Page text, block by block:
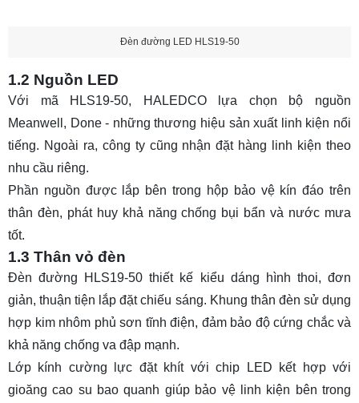
Đèn đường LED HLS19-50
1.2 Nguồn LED
Với mã HLS19-50, HALEDCO lựa chọn bộ nguồn
Meanwell, Done - những thương hiệu sản xuất linh kiện nổi
tiếng. Ngoài ra, công ty cũng nhận đặt hàng linh kiện theo
nhu cầu riêng.
Phần nguồn được lắp bên trong hộp bảo vệ kín đáo trên
thân đèn, phát huy khả năng chống bụi bẩn và nước mưa
tốt.
1.3 Thân vỏ đèn
Đèn đường HLS19-50 thiết kế kiểu dáng hình thoi, đơn
giản, thuận tiện lắp đặt chiếu sáng. Khung thân đèn sử dụng
hợp kim nhôm phủ sơn tĩnh điện, đảm bảo độ cứng chắc và
khả năng chống va đập mạnh.
Lớp kính cường lực đặt khít với chip LED kết hợp với
gioăng cao su bao quanh giúp bảo vệ linh kiện bên trong